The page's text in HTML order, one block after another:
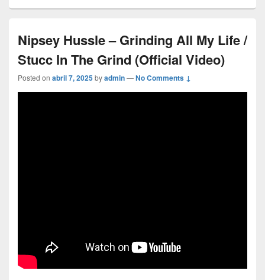
Nipsey Hussle – Grinding All My Life /
Stucc In The Grind (Official Video)
Posted on abril 7, 2025byadmin—No Comments ↓